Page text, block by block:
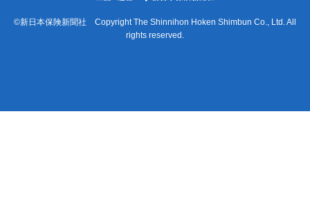
©新日本保険新聞社 Copyright The Shinnihon Hoken Shimbun Co., Ltd. All
rights reserved.